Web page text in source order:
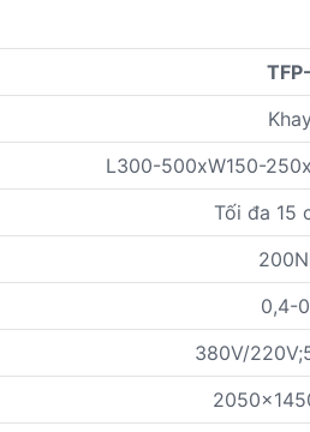
L300-500xW150-
Tối đa 15
0,4-
380V/